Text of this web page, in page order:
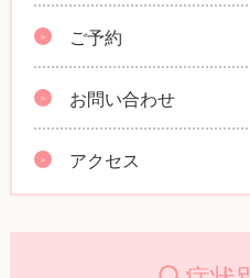
ご予約
お問い合わせ
アクセス